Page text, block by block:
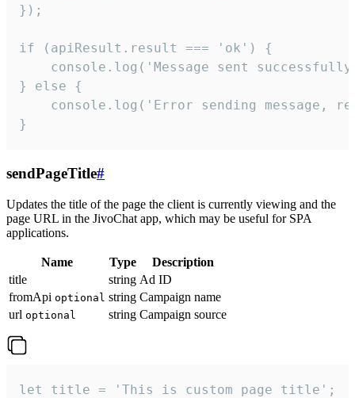
});
if (apiResult.result === 'ok') {
console.log('Message sent
} else {
console.log('Error sending message,
}
sendPageTitle#
Updates the title of the page the client is currently viewing and the
page URL in the JivoChat app, which may be useful for SPA
applications.
Name Type
Description
title
string Ad ID
fromApi optional string Campaign name
url optional string Campaign source
let title = 'This is custom page title';